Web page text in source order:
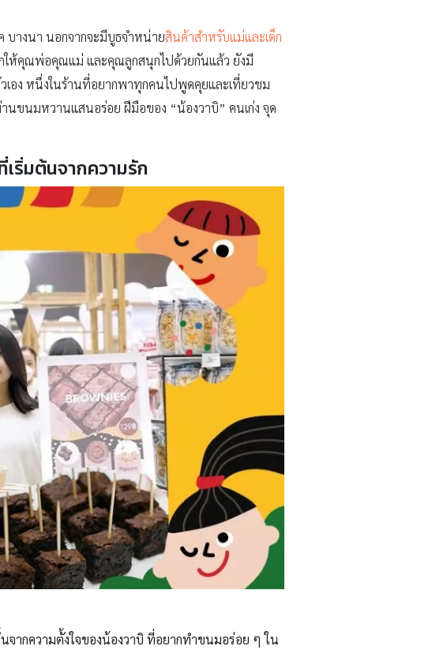
บางนา นอกจากจะมีบูธจำหน่ายสินค้าสำหรับแม่และเด็ก
ให้คุณพ่อคุณแม่ และคุณลูกสนุกไปด้วยกันแล้ว ยังมี
เอง หนึ่งในร้านที่อยากพาทุกคนไปพูดคุยและเที่ยวชม
นขนมหวานแสนอร่อย ฝีมือของ “น้องวาบิ” คนเก่ง จุด
เริ่มต้นจากความรัก
จากความตั้งใจของน้องวาบิ ที่อยากทำขนมอร่อย ๆ ใน